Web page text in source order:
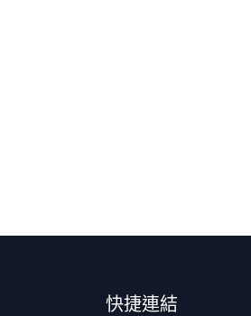
快捷連結